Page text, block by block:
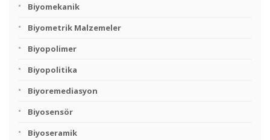
Biyomekanik
Biyometrik Malzemeler
Biyopolimer
Biyopolitika
Biyoremediasyon
Biyosensör
Biyoseramik